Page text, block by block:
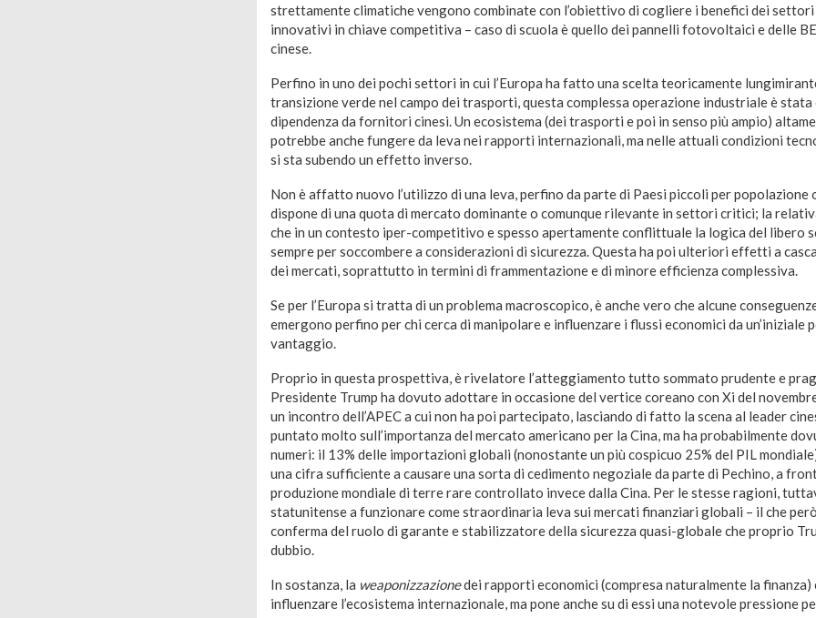
strettamente climatiche vengono combinate con l’obiettivo di cogliere i benefici dei
innovativi in chiave competitiva – caso di scuola è quello dei pannelli fotovoltaici e delle
cinese.
Perfino in uno dei pochi settori in cui l’Europa ha fatto una scelta teoricamente
transizione verde nel campo dei trasporti, questa complessa operazione industriale è
dipendenza da fornitori cinesi. Un ecosistema (dei trasporti e poi in senso più ampio)
potrebbe anche fungere da leva nei rapporti internazionali, ma nelle attuali condizioni
si sta subendo un effetto inverso.
Non è affatto nuovo l’utilizzo di una leva, perfino da parte di Paesi piccoli per
dispone di una quota di mercato dominante o comunque rilevante in settori critici; la
che in un contesto iper-competitivo e spesso apertamente conflittuale la logica del libero
sempre per soccombere a considerazioni di sicurezza. Questa ha poi ulteriori effetti a
dei mercati, soprattutto in termini di frammentazione e di minore efficienza complessiva.
Se per l’Europa si tratta di un problema macroscopico, è anche vero che alcune
emergono perfino per chi cerca di manipolare e influenzare i flussi economici da un’iniziale
vantaggio.
Proprio in questa prospettiva, è rivelatore l’atteggiamento tutto sommato prudente e
Presidente Trump ha dovuto adottare in occasione del vertice coreano con Xi del
un incontro dell’APEC a cui non ha poi partecipato, lasciando di fatto la scena al leader
puntato molto sull’importanza del mercato americano per la Cina, ma ha probabilmente
numeri: il 13% delle importazioni globali (nonostante un più cospicuo 25% del PIL
una cifra sufficiente a causare una sorta di cedimento negoziale da parte di Pechino, a
produzione mondiale di terre rare controllato invece dalla Cina. Per le stesse ragioni,
statunitense a funzionare come straordinaria leva sui mercati finanziari globali – il che
conferma del ruolo di garante e stabilizzatore della sicurezza quasi-globale che proprio
dubbio.
In sostanza, la weaponizzazionedei rapporti economici (compresa naturalmente la
influenzare l’ecosistema internazionale, ma pone anche su di essi una notevole pressione